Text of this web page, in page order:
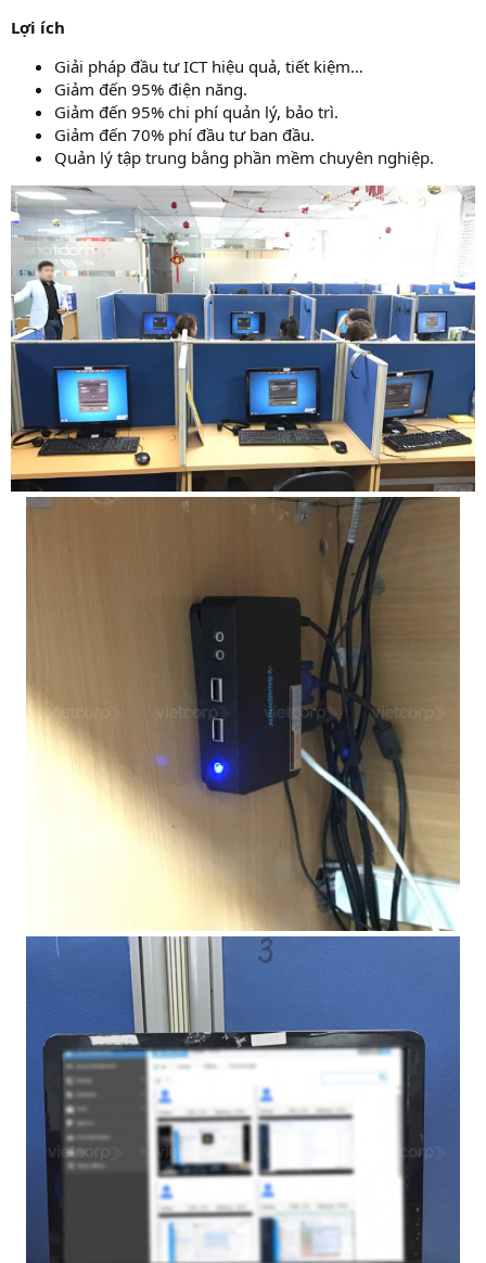
Lợi ích
Giải pháp đầu tư ICT hiệu quả, tiết kiệm…
Giảm đến 95% điện năng.
Giảm đến 95% chi phí quản lý, bảo trì.
Giảm đến 70% phí đầu tư ban đầu.
Quản lý tập trung bằng phần mềm chuyên nghiệp.